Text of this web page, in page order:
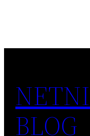
BLOG